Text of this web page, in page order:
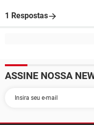
1 Respostas
ASSINE NOSSA